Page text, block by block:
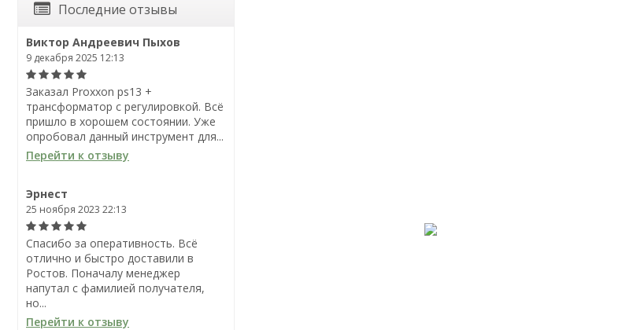
Последние отзывы
Виктор Андреевич Пыхов
9 декабря 2025 12:13
Заказал Proxxon ps13 +
трансформатор с регулировкой. Всё
пришло в хорошем состоянии. Уже
опробовал данный инструмент для...
Перейти к отзыву
Эрнест
25 ноября 2023 22:13
Спасибо за оперативность. Всё
отлично и быстро доставили в
Ростов. Поначалу менеджер
напутал с фамилией получателя,
но...
Перейти к отзыву